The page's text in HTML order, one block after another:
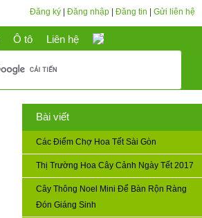
Đăng ký Đăng nhập Đăng tin Gửi liên hệ
Ô tô Liên hệ
Bài viết
Các Điểm Chợ Hoa Tết Sài Gòn
Thị Trường Hoa Cây Cảnh Ngày Tết 2017
Cây Thông Noel Mini Để Bàn Rộn Ràng
Đón Giáng Sinh